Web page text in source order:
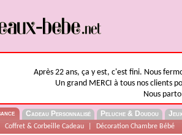
Après 22 ans, ça y est, c'est fini. Nous
Un grand MERCI à tous nos clients
Nous
Cadeau Personnalisé Peluche & Doudou
Coffret & Corbeille Cadeau Décoration Chambre Bébé